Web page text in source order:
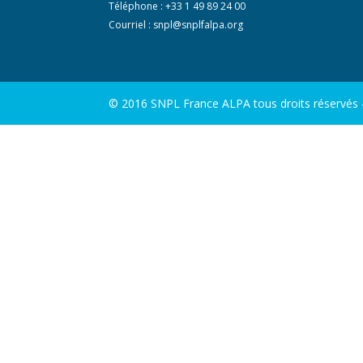
Téléphone : +33 1 49 89 24 00
Courriel : snpl@snplfalpa.org
© 2016 SNPL France ALPA tous droits réservés